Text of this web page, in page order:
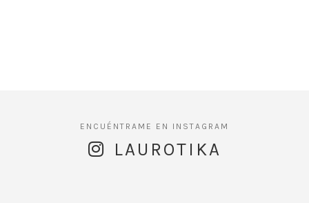
LAUROTIKA